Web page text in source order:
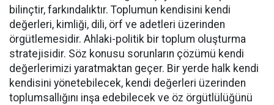
bilinçtir, farkındalıktır. Toplumun kendisini kendi
değerleri, kimliği, dili, örf ve adetleri üzerinden
örgütlemesidir. Ahlaki-politik bir toplum oluşturma
stratejisidir. Söz konusu sorunların çözümü kendi
değerlerimizi yaratmaktan geçer. Bir yerde halk kendi
kendisini yönetebilecek, kendi değerleri üzerinden
toplumsallığını inşa edebilecek ve öz örgütlülüğünü